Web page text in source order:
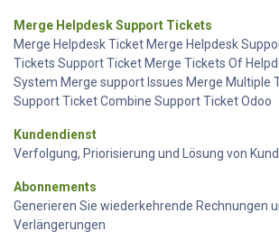
Merge Helpdesk Support Tickets
Merge Helpdesk Ticket Merge Helpdesk
Tickets Support Ticket Merge Tickets Of
System Merge support Issues Merge Multiple
Support Ticket Combine Support Ticket Odoo
Kundendienst
Verfolgung, Priorisierung und Lösung von
Abonnements
Generieren Sie wiederkehrende Rechnungen
Verlängerungen